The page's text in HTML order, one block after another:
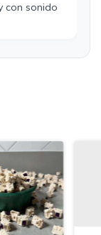
con sonido